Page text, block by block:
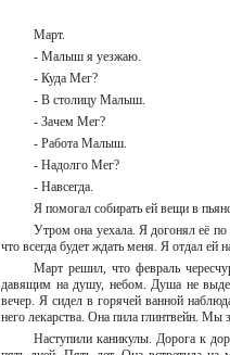
Март.
- Малыш я уезжаю.
- Куда Мег?
- В столицу Малыш.
- Зачем Мег?
- Работа Малыш.
- Надолго Мег?
- Навсегда.
Я помогал собирать ей вещи в
Утром она уехала. Я догонял её по
что всегда будет ждать меня. Я отдал
Март решил, что февраль
давящим на душу, небом. Душа не
вечер. Я сидел в горячей ванной
него лекарства. Она пила глинтвейн.
Наступили каникулы. Дорога к